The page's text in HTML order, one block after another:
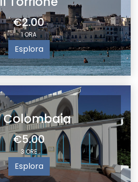
€2.00
1 ORA
Esplora
Colombaia
€5.00
3 ORE
Esplora